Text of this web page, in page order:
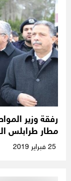
رفقة وزير
مطار طرابلس